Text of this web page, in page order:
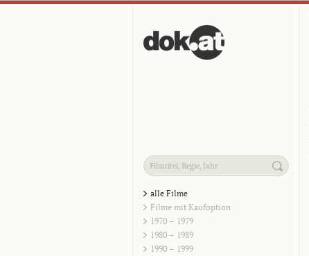
alle Filme
Filme mit Kaufoption
1970 – 1979
1980 – 1989
1990 – 1999